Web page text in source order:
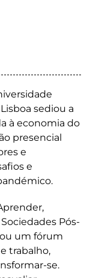
sediou a
à economia do
presencial
e
e
Pós-
um fórum
trabalho,
se.